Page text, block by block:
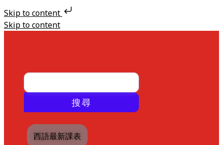
Skip to content
Skip to content
搜尋
西語最新課表